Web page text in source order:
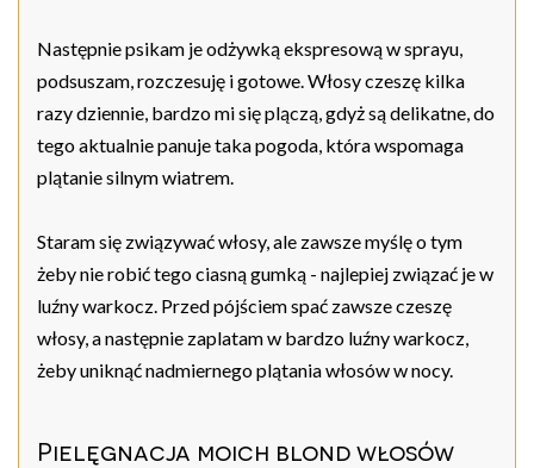
Następnie psikam je odżywką ekspresową w sprayu,
podsuszam, rozczesuję i gotowe. Włosy czeszę kilka
razy dziennie, bardzo mi się plączą, gdyż są delikatne, do
tego aktualnie panuje taka pogoda, która wspomaga
plątanie silnym wiatrem.
Staram się związywać włosy, ale zawsze myślę o tym
żeby nie robić tego ciasną gumką - najlepiej związać je w
luźny warkocz. Przed pójściem spać zawsze czeszę
włosy, a następnie zaplatam w bardzo luźny warkocz,
żeby uniknąć nadmiernego plątania włosów w nocy.
Pielęgnacja moich blond włosów